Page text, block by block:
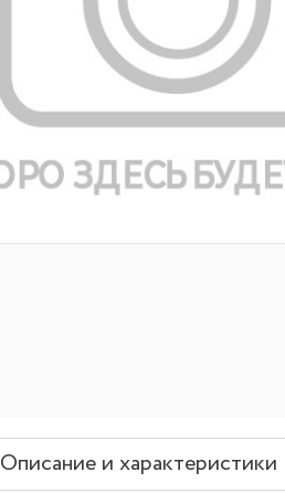
Описание и характеристики